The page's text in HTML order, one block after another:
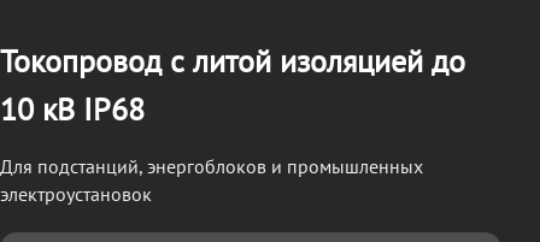
Токопровод с литой изоляцией до
10 кВ IP68
Для подстанций, энергоблоков и промышленных
электроустановок